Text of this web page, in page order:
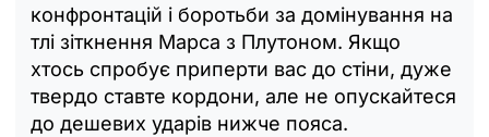
конфронтацій і боротьби за домінування на
тлі зіткнення Марса з Плутоном. Якщо
хтось спробує приперти вас до стіни, дуже
твердо ставте кордони, але не опускайтеся
до дешевих ударів нижче пояса.